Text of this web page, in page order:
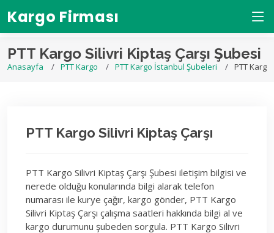
Kargo Firması
PTT Kargo Silivri Kiptaş Çarşı Şubesi
Anasayfa PTT Kargo PTT Kargo İstanbul Şubeleri PTT
PTT Kargo Silivri Kiptaş Çarşı
PTT Kargo Silivri Kiptaş Çarşı Şubesi iletişim bilgisi ve
nerede olduğu konularında bilgi alarak telefon
numarası ile kurye çağır, kargo gönder, PTT Kargo
Silivri Kiptaş Çarşı çalışma saatleri hakkında bilgi al ve
kargo durumunu şubeden sorgula. PTT Kargo Silivri